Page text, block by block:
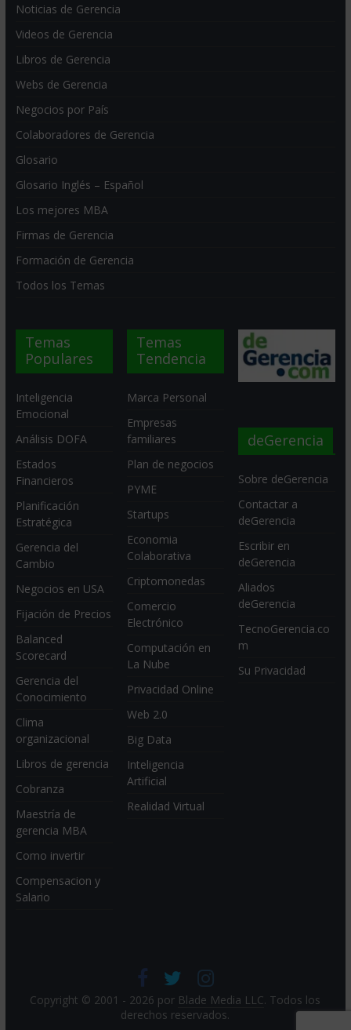
Noticias de Gerencia
Videos de Gerencia
Libros de Gerencia
Webs de Gerencia
Negocios por País
Colaboradores de Gerencia
Glosario
Glosario Inglés – Español
Los mejores MBA
Firmas de Gerencia
Formación de Gerencia
Todos los Temas
Temas
Populares
Inteligencia
Emocional
Análisis DOFA
Estados
Financieros
Planificación
Estratégica
Gerencia del
Cambio
Negocios en USA
Fijación de Precios
Balanced
Scorecard
Gerencia del
Conocimiento
Clima
organizacional
Libros de gerencia
Cobranza
Maestría de
gerencia MBA
Como invertir
Compensacion y
Salario
Temas
Tendencia
Marca Personal
Empresas
familiares
Plan de negocios
PYME
Startups
Economia
Colaborativa
Criptomonedas
Comercio
Electrónico
Computación en
La Nube
Privacidad Online
Web 2.0
Big Data
Inteligencia
Artificial
Realidad Virtual
deGerencia
Sobre deGerencia
Contactar a
deGerencia
Escribir en
deGerencia
Aliados
deGerencia
TecnoGerencia.co
m
Su Privacidad
Copyright © 2001 - 2026 por Blade Media LLC. Todos los
derechos reservados.